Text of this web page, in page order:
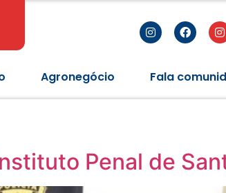
Agronegócio Fala
Penal de